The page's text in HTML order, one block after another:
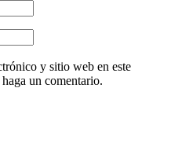
y sitio web en este
un comentario.